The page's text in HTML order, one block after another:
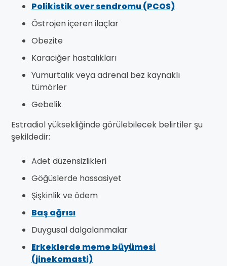
Polikistik over sendromu (PCOS)
Östrojen içeren ilaçlar
Obezite
Karaciğer hastalıkları
Yumurtalık veya adrenal bez kaynaklı
tümörler
Gebelik
Estradiol yüksekliğinde görülebilecek belirtiler şu
şekildedir:
Adet düzensizlikleri
Göğüslerde hassasiyet
Şişkinlik ve ödem
Baş ağrısı
Duygusal dalgalanmalar
Erkeklerde meme büyümesi
(jinekomasti)